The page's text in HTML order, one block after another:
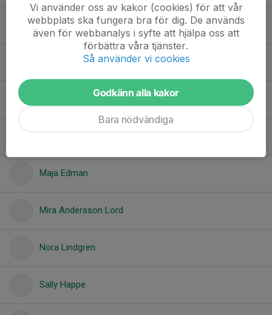
Ingrid Niring
Johanna Jarstad
Jonna Nyman
Maja Edman
Mira Andersson Lord
Nora Lindgren
Sally Happe
Vi använder oss av kakor (cookies) för att vår
webbplats ska fungera bra för dig. De används
även för webbanalys i syfte att hjälpa oss att
förbättra våra tjänster.
Så använder vi cookies
Godkänn alla kakor
Bara nödvändiga